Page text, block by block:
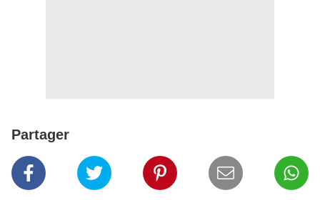
Partager